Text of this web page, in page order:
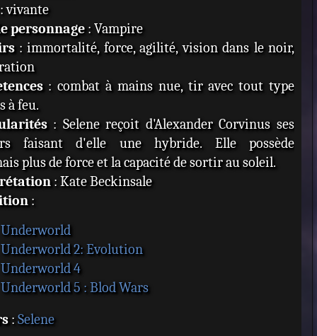
vivante
personnage: Vampire
: immortalité, force, agilité, vision dans le noir,
: combat à mains nue, tir avec tout type
à feu.
: Selene reçoit d'Alexander Corvinus ses
faisant d'elle une hybride. Elle possède
plus de force et la capacité de sortir au soleil.
: Kate Beckinsale
:
Underworld
Underworld 2: Evolution
Underworld 4
Underworld 5 : Blod Wars
: Selene